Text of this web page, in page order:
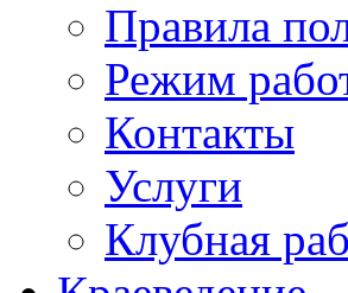
Правила
Режим
Контакты
Услуги
Клубная